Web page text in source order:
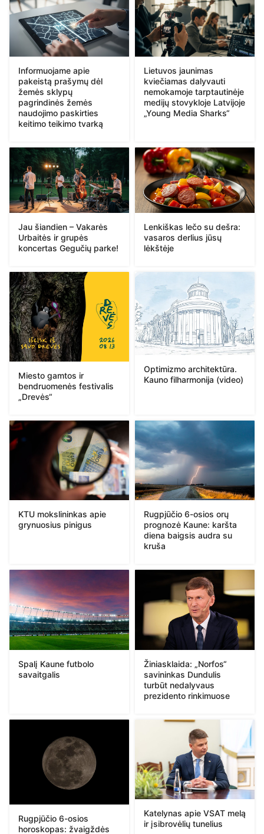
Informuojame apie
pakeistą prašymų dėl
žemės sklypų
pagrindinės žemės
naudojimo paskirties
keitimo teikimo tvarką
Lietuvos jaunimas
kviečiamas dalyvauti
nemokamoje tarptautinėje
medijų stovykloje Latvijoje
„Young Media Sharks“
Jau šiandien – Vakarės
Urbaitės ir grupės
koncertas Gegučių parke!
Lenkiškas lečo su dešra:
vasaros derlius jūsų
lėkštėje
Miesto gamtos ir
bendruomenės festivalis
„Drevės“
Optimizmo architektūra.
Kauno filharmonija (video)
KTU mokslininkas apie
grynuosius pinigus
Rugpjūčio 6-osios orų
prognozė Kaune: karšta
diena baigsis audra su
kruša
Spalį Kaune futbolo
savaitgalis
Žiniasklaida: „Norfos“
savininkas Dundulis
turbūt nedalyvaus
prezidento rinkimuose
Rugpjūčio 6-osios
horoskopas: žvaigždės
Katelynas apie VSAT melą
ir įsibrovėlių tunelius